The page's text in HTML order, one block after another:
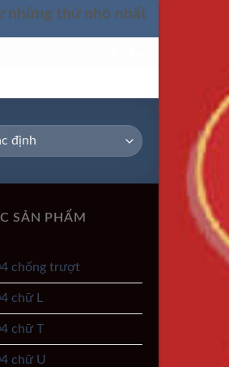
những thứ nhỏ nhất
SẢN PHẨM
chống trượt
chữ L
chữ T
chữ U